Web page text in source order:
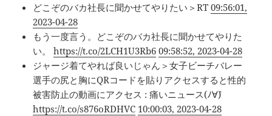
どこぞのバカ社長に聞かせてやりたい＞RT09:56:01,
2023-04-28
もう一度言う。どこぞのバカ社長に聞かせてやりた
い。https://t.co/2LCH1U3Rb6 09:58:52, 2023-04-28
ジャージ着てやれば良いじゃん＞女子ビーチバレー
選手の尻と胸にQRコードを貼りアクセスすると性的
被害防止の動画にアクセス : 痛いニュース(ﾉ∀`)
https://t.co/s876oRDHVC 10:00:03, 2023-04-28